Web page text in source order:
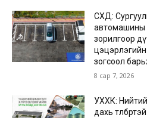
СХД:
автомашины
зорилгоор
зогсоол
8 сар 7, 2026
УХХК:
дахь